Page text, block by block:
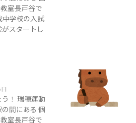
室長戸谷で
学校の入試
スタートし
！ 瑞穂運動
間にある 個
室長戸谷で